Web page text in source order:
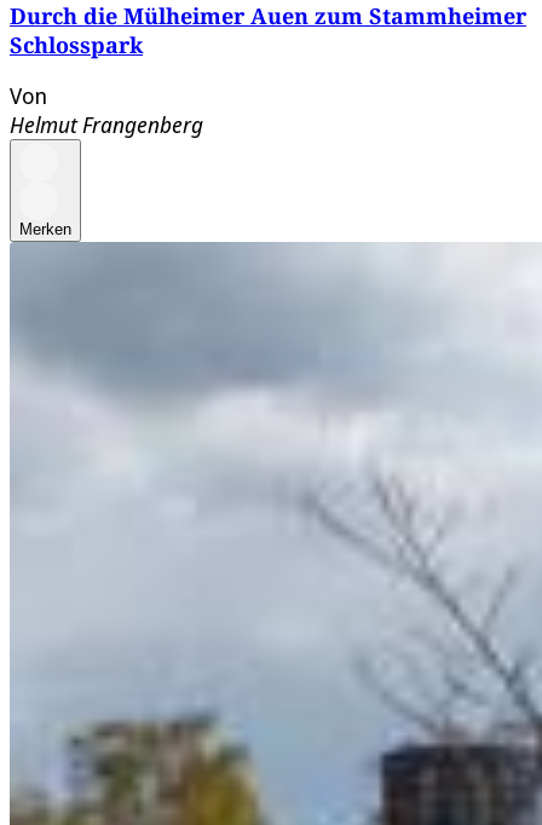
Durch die Mülheimer Auen zum Stammheimer
Schlosspark
Von
Helmut Frangenberg
Merken